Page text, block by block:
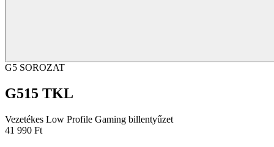
G5 SOROZAT
G515 TKL
Vezetékes Low Profile Gaming billentyűzet
41 990 Ft